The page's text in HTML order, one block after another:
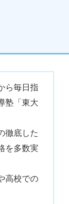
ら毎日指
塾「東大
徹底した
を多数実
高校での